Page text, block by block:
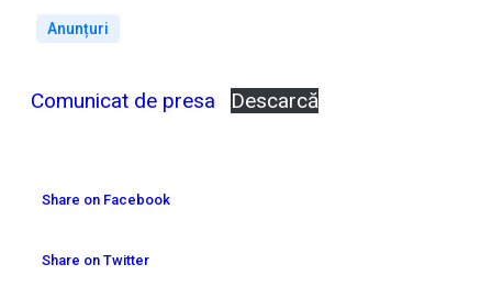
Anunțuri
Comunicat de presa Descarcă
Share on Facebook
Share on Twitter